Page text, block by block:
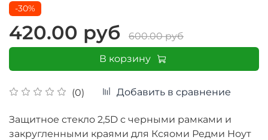
(0) Добавить в сравнение
-30%
420.00 руб
600.00 руб
В корзину
Защитное стекло 2,5D с черными рамками и
закругленными краями для Ксяоми Редми Ноут